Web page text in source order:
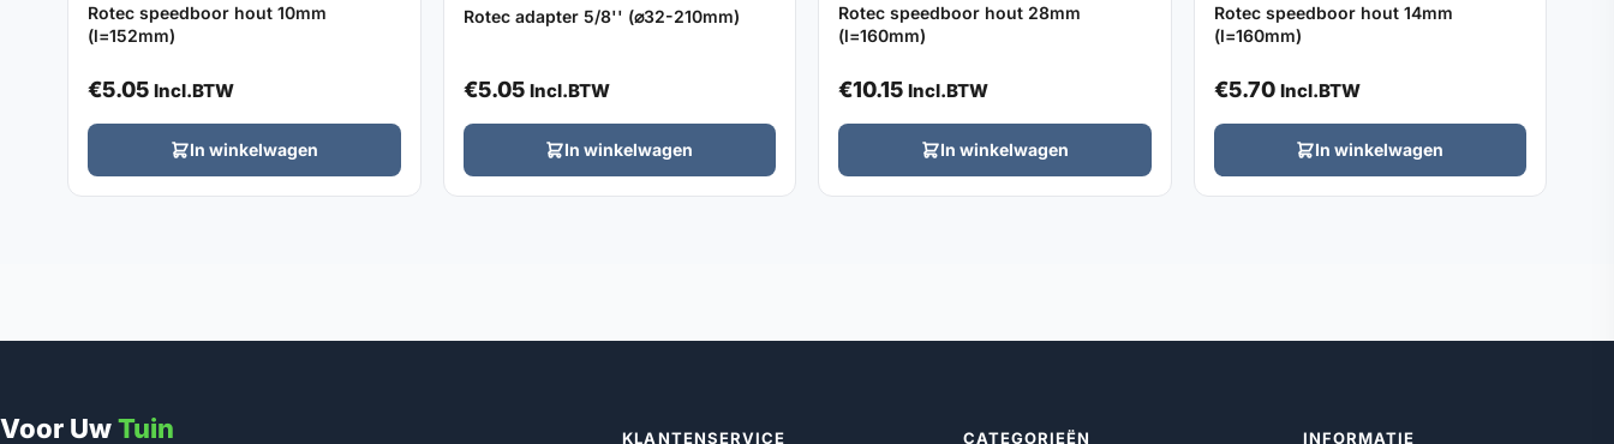
Rotec speedboor hout 10mm
(l=152mm)
€5.05 Incl.BTW
In winkelwagen
Rotec adapter 5/8'' (⌀32-210mm)
€5.05 Incl.BTW
In winkelwagen
Rotec speedboor hout 28mm
(l=160mm)
€10.15 Incl.BTW
In winkelwagen
Rotec speedboor hout 14mm
(l=160mm)
€5.70 Incl.BTW
In winkelwagen
Voor UwTuin KLANTENSERVICE CATEGORIEËN INFORMATIE